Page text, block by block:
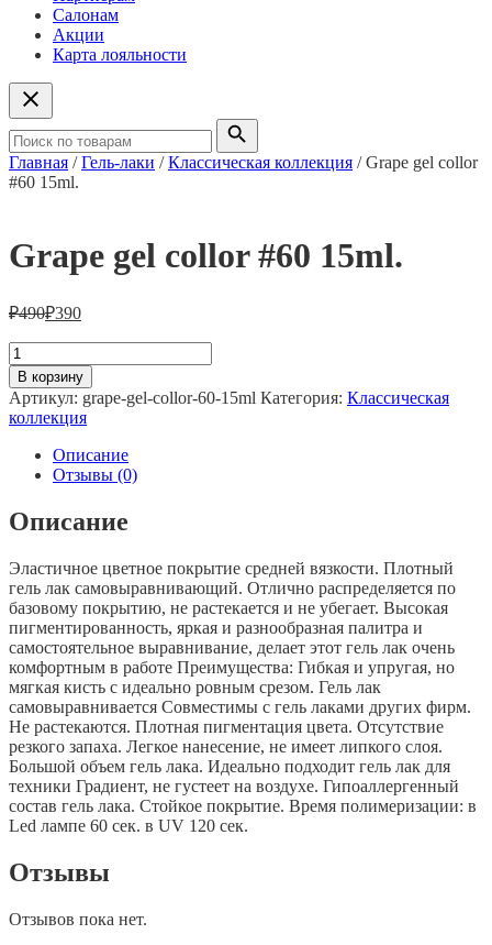
Салонам
Акции
Карта лояльности
Главная /Гель-лаки /Классическая коллекция / Grape gel collor
#60 15ml.
Grape gel collor #60 15ml.
₽490₽390
Количество
товара
Grape
gel
collor
15ml.
В корзину
Артикул: grape-gel-collor-60-15ml Категория: Классическая
коллекция
Описание
Отзывы (0)
Описание
Эластичное цветное покрытие средней вязкости. Плотный
гель лак самовыравнивающий. Отлично распределяется по
базовому покрытию, не растекается и не убегает. Высокая
пигментированность, яркая и разнообразная палитра и
самостоятельное выравнивание, делает этот гель лак очень
комфортным в работе Преимущества: Гибкая и упругая, но
мягкая кисть с идеально ровным срезом. Гель лак
самовыравнивается Совместимы с гель лаками других фирм.
Не растекаются. Плотная пигментация цвета. Отсутствие
резкого запаха. Легкое нанесение, не имеет липкого слоя.
Большой объем гель лака. Идеально подходит гель лак для
техники Градиент, не густеет на воздухе. Гипоаллергенный
состав гель лака. Стойкое покрытие. Время полимеризации: в
Led лампе 60 сек. в UV 120 сек.
Отзывы
Отзывов пока нет.